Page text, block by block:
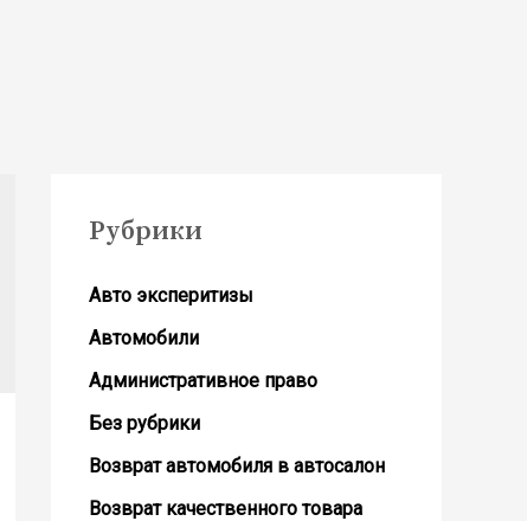
Рубрики
Авто эксперитизы
Автомобили
Административное право
Без рубрики
Возврат автомобиля в автосалон
Возврат кaчественного товара